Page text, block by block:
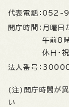
代表電話： 052-
開庁時間： 月曜日
午前8
休日・
法人番号：
(注)開庁時間が異
い